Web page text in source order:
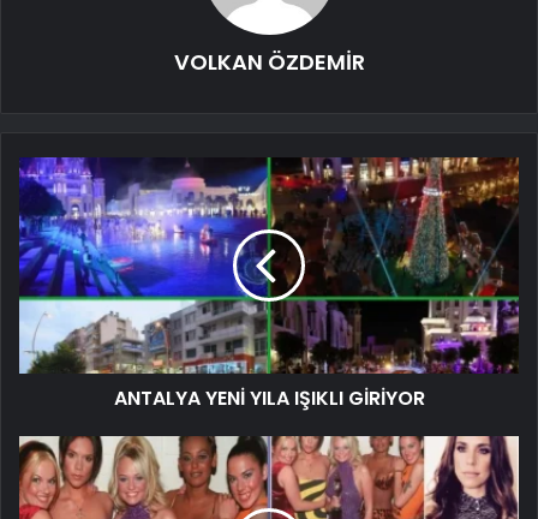
VOLKAN ÖZDEMİR
ANTALYA YENİ YILA IŞIKLI GİRİYOR